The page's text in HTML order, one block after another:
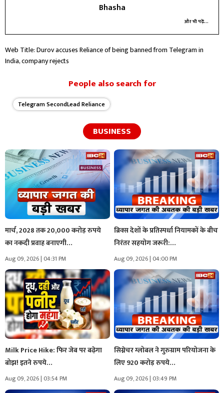
Bhasha
और भी पढ़ें...
Web Title: Durov accuses Reliance of being banned from Telegram in
India, company rejects
People also search for
Telegram SecondLead Reliance
BUSINESS
मार्च, 2028 तक 20,000 करोड़ रुपये
का नकदी प्रवाह बनाएगी…
Aug 09, 2026 | 04:31 PM
ब्रिक्स देशों के प्रतिस्पर्धा नियामकों के बीच
निरंतर सहयोग जरूरी:…
Aug 09, 2026 | 04:00 PM
Milk Price Hike: फिर जेब पर बढ़ेगा
बोझ! इतने रुपये…
Aug 09, 2026 | 03:54 PM
सिग्नेचर ग्लोबल ने गुरुग्राम परियोजना के
लिए 920 करोड़ रुपये…
Aug 09, 2026 | 03:49 PM